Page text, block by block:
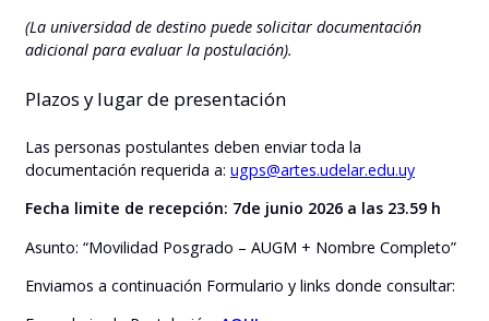
(La universidad de destino puede solicitar documentación
adicional para evaluar la postulación).
Plazos y lugar de presentación
Las personas postulantes deben enviar toda la
documentación requerida a: ugps@artes.udelar.edu.uy
Fecha limite de recepción: 7de junio 2026 a las 23.59 h
Asunto: “Movilidad Posgrado – AUGM + Nombre Completo”
Enviamos a continuación Formulario y links donde consultar: